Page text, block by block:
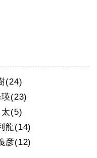
(24)
(23)
(5)
龍(14)
彦(12)